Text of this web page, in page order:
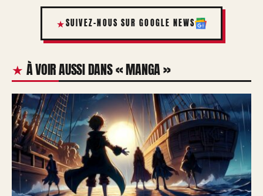
SUIVEZ-NOUS SUR GOOGLE NEWS
À VOIR AUSSI DANS « MANGA »